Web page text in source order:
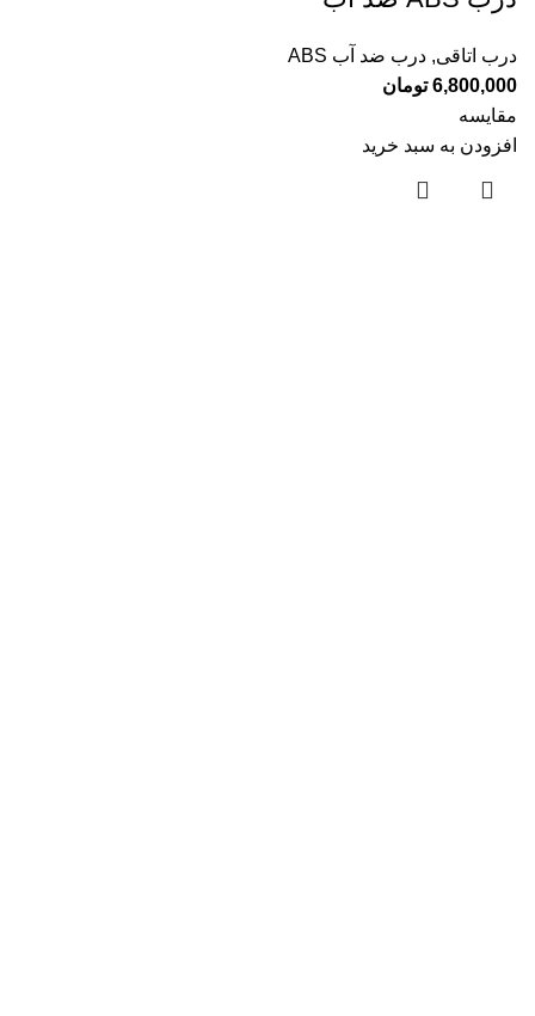
درب اتاقی, درب ضد آب ABS
6,800,000 تومان
مقایسه
افزودن به سبد خرید